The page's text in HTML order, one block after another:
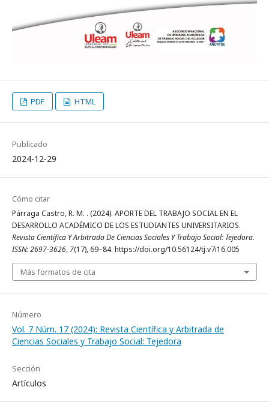
PDF HTML
Publicado
2024-12-29
Cómo citar
Párraga Castro, R. M. . (2024). APORTE DEL TRABAJO SOCIAL EN EL
DESARROLLO ACADÉMICO DE LOS ESTUDIANTES UNIVERSITARIOS.
Revista Científica Y Arbitrada De Ciencias Sociales Y Trabajo Social: Tejedora.
ISSN: 2697-3626, 7(17), 69–84. https://doi.org/10.56124/tj.v7i16.005
Más formatos de cita
Número
Vol. 7 Núm. 17 (2024): Revista Científica y Arbitrada de
Ciencias Sociales y Trabajo Social: Tejedora
Sección
Artículos